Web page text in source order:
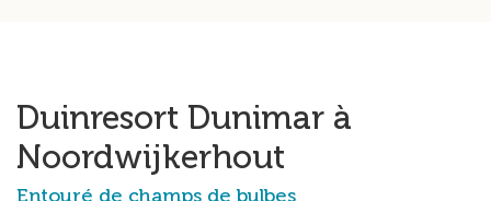
Duinresort Dunimar à
Noordwijkerhout
Entouré de champs de bulbes